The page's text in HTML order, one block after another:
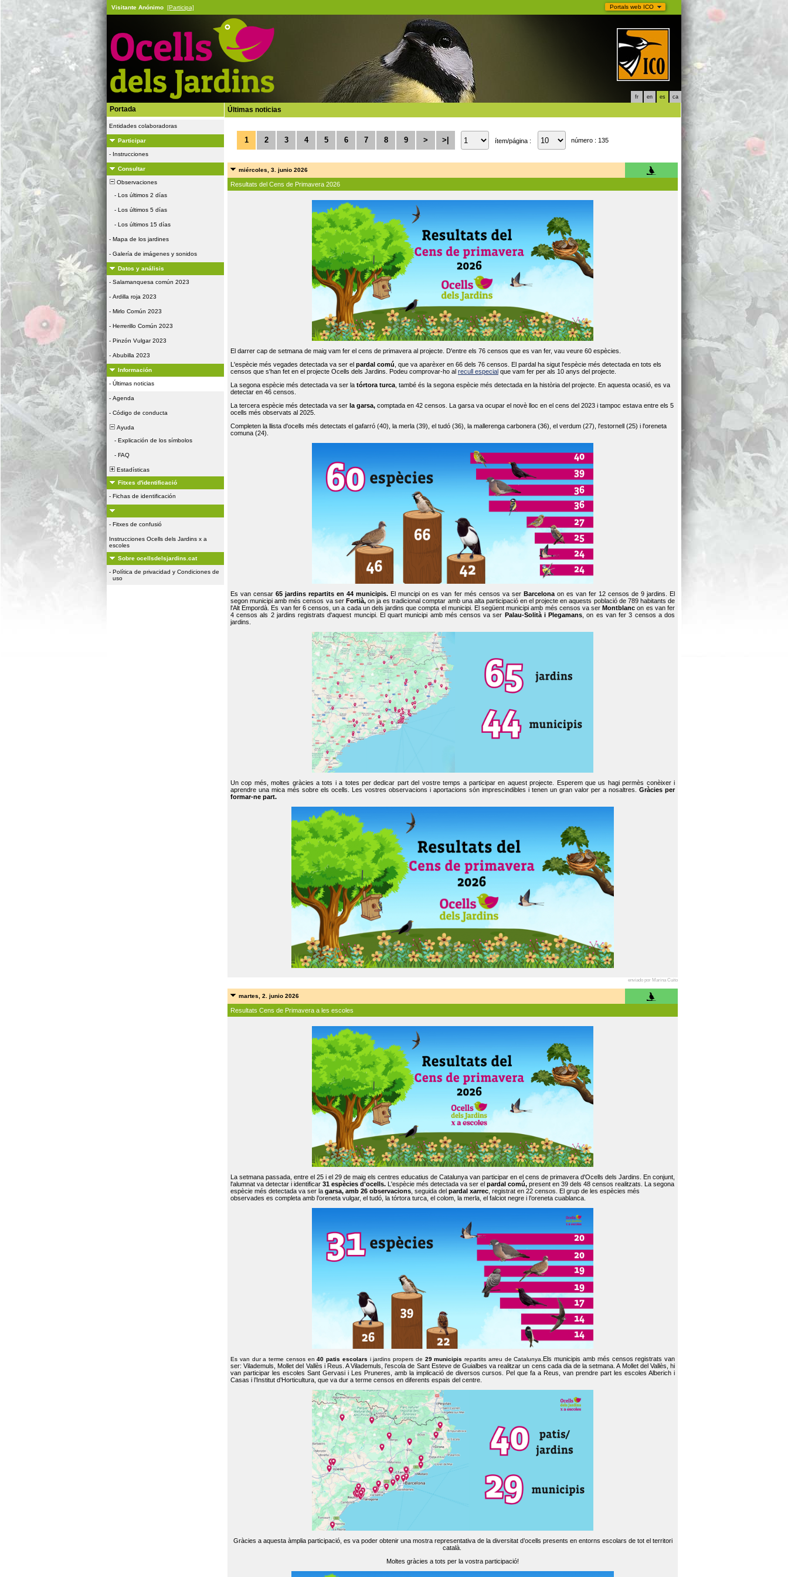
Portals web ICO
Visitante Anónimo [Participa]
fr en es ca
Portada
Entidades colaboradoras
Participar
- Instrucciones
Consultar
Observaciones
- Los últimos 2 días
- Los últimos 5 días
- Los últimos 15 días
- Mapa de los jardines
- Galería de imágenes y sonidos
Datos y análisis
- Salamanquesa común 2023
- Ardilla roja 2023
- Mirlo Común 2023
- Herrerillo Común 2023
- Pinzón Vulgar 2023
- Abubilla 2023
Información
- Últimas noticias
- Agenda
- Código de conducta
Ayuda
- Explicación de los símbolos
- FAQ
Estadísticas
Fitxes d'identificació
- Fichas de identificación
- Fitxes de confusió
Instrucciones Ocells dels Jardins x a
escoles
Sobre ocellsdelsjardins.cat
- Política de privacidad y Condiciones de
uso
Últimas noticias
1 2 3 4 5 6 7 8 9 > >| ítem/página : número : 135
miércoles, 3. junio 2026
Resultats del Cens de Primavera 2026
El darrer cap de setmana de maig vam fer el cens de primavera al projecte. D'entre els 76 censos que es van fer, vau veure 60 espècies.
L'espècie més vegades detectada va ser el pardal comú , que va aparèxer en 66 dels 76 censos. El pardal ha sigut l'espècie més detectada en tots els
censos que s'han fet en el projecte Ocells dels Jardins. Podeu comprovar-ho al recull especial que vam fer per als 10 anys del projecte.
La segona espècie més detectada va ser la tórtora turca , també és la segona espècie més detectada en la història del projecte. En aquesta ocasió, es va
detectar en 46 censos.
La tercera espècie més detectada va ser la garsa, comptada en 42 censos. La garsa va ocupar el novè lloc en el cens del 2023 i tampoc estava entre els 5
ocells més observats al 2025.
Completen la llista d'ocells més detectats el gafarró (40), la merla (39), el tudó (36), la mallerenga carbonera (36), el verdum (27), l'estornell (25) i l'oreneta
comuna (24).
Es van censar65 jardins repartits en 44 municipis. El muncipi on es van fer més censos va ser Barcelonaon es van fer 12 censos de 9 jardins. El
segon municipi amb més censos va ser Fortià, on ja es tradicional comptar amb una alta participació en el projecte en aquests població de 789 habitants de
l'Alt Empordà. Es van fer 6 censos, un a cada un dels jardins que compta el municipi. El següent municipi amb més censos va serMontblanc on es van fer
4 censos als 2 jardins registrats d'aquest muncipi. El quart municipi amb més censos va ser Palau-Solità i Plegamans , on es van fer 3 censos a dos
jardins.
Un cop més, moltes gràcies a tots i a totes per dedicar part del vostre temps a participar en aquest projecte. Esperem que us hagi permès conèixer i
aprendre una mica més sobre els ocells. Les vostres observacions i aportacions són imprescindibles i tenen un gran valor per a nosaltres. Gràcies per
formar-ne part.
enviado por Marina Cuito
martes, 2. junio 2026
Resultats Cens de Primavera a les escoles
La setmana passada, entre el 25 i el 29 de maig els centres educatius de Catalunya van participar en el cens de primavera d'Ocells dels Jardins. En conjunt,
l'alumnat va detectar i identificar 31 espècies d'ocells. L'espècie més detectada va ser el pardal comú, present en 39 dels 48 censos realitzats. La segona
espècie més detectada va ser la garsa, amb 26 observacions , seguida del pardal xarrec , registrat en 22 censos. El grup de les espècies més
observades es completa amb l’oreneta vulgar, el tudó, la tórtora turca, el colom, la merla, el falciot negre i l’oreneta cuablanca.
Es van dur a terme censos en40 patis escolars i jardins propers de 29 municipis repartits arreu de Catalunya. Els municipis amb més censos registrats van
ser: Vilademuls, Mollet del Vallès i Reus. A Vilademuls, l’escola de Sant Esteve de Guialbes va realitzar un cens cada dia de la setmana. A Mollet del Vallès, hi
van participar les escoles Sant Gervasi i Les Pruneres, amb la implicació de diversos cursos. Pel que fa a Reus, van prendre part les escoles Alberich i
Casas i l’Institut d’Horticultura, que va dur a terme censos en diferents espais del centre.
Gràcies a aquesta àmplia participació, es va poder obtenir una mostra representativa de la diversitat d’ocells presents en entorns escolars de tot el territori
català.
Moltes gràcies a tots per la vostra participació!